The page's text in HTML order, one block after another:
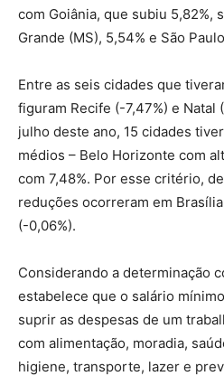
com Goiânia, que subiu 5,82%,
Grande (MS), 5,54% e São
Entre as seis cidades que
figuram Recife (-7,47%) e Natal
julho deste ano, 15 cidades
médios – Belo Horizonte com
com 7,48%. Por esse critério,
reduções ocorreram em
(-0,06%).
Considerando a determinação
estabelece que o salário
suprir as despesas de um
com alimentação, moradia,
higiene, transporte, lazer e